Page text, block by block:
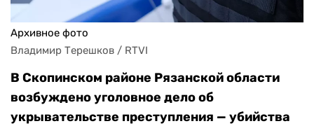
Архивное фото
Владимир Терешков / RTVI
В Скопинском районе Рязанской области
возбуждено уголовное дело об
укрывательстве преступления — убийства